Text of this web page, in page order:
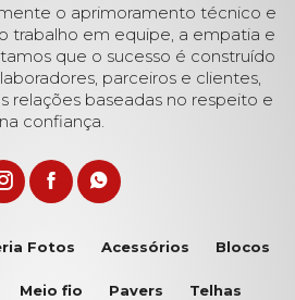
o aprimoramento técnico e
trabalho em equipe, a empatia e
que o sucesso é construído
parceiros e clientes,
relações baseadas no respeito e
na confiança.
Fotos Acessórios Blocos
Meio fio Pavers Telhas